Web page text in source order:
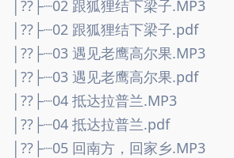
│??├┈02 跟狐狸结下梁子.MP3
│??├┈02 跟狐狸结下梁子.pdf
│??├┈03 遇见老鹰高尔果.MP3
│??├┈03 遇见老鹰高尔果.pdf
│??├┈04 抵达拉普兰.MP3
│??├┈04 抵达拉普兰.pdf
│??├┈05 回南方，回家乡.MP3